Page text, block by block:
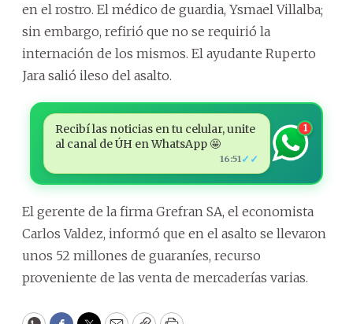
en el rostro. El médico de guardia, Ysmael Villalba;
sin embargo, refirió que no se requirió la
internación de los mismos. El ayudante Ruperto
Jara salió ileso del asalto.
Recibí las noticias en tu celular, unite
al canal de ÚH en WhatsApp 🤩
16:51 ✓✓
1
El gerente de la firma Grefran SA, el economista
Carlos Valdez, informó que en el asalto se llevaron
unos 52 millones de guaraníes, recurso
proveniente de las venta de mercaderías varias.